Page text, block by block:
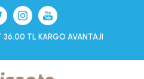
36.00 TL KARGO AVANTAJI